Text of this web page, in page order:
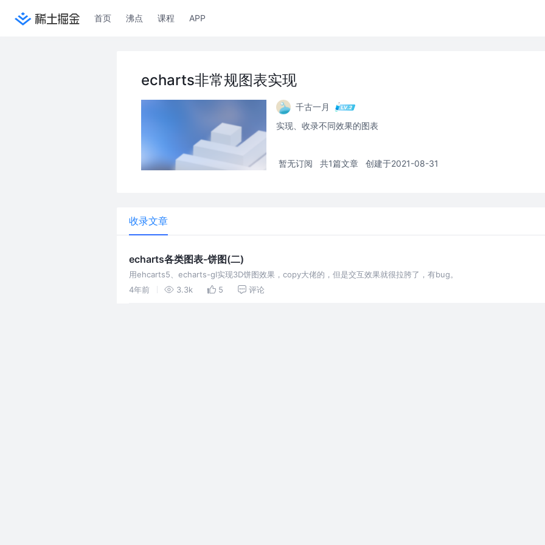
首页 沸点 课程 APP
echarts非常规图表实现
千古一月
实现、收录不同效果的图表
暂无订阅 共1篇文章 创建于2021-08-31
收录文章
echarts各类图表-饼图(二)
用ehcarts5、echarts-gl实现3D饼图效果，copy大佬的，但是交互效果就很拉胯了，有bug。
4年前
3.3k 5 评论